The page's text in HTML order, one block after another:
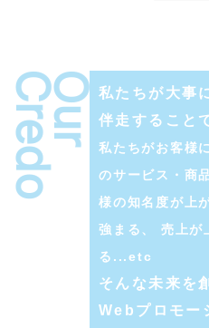
Our
Credo
私たちが大事
伴走すること
私たちがお客様
のサービス・商
様の知名度が上
強まる、 売上が
る ...etc
そんな未来を
Webプロモー